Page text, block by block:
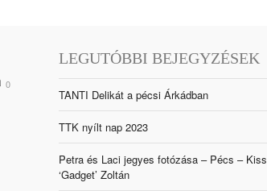
0
LEGUTÓBBI BEJEGYZÉSEK
TANTI Delikát a pécsi Árkádban
TTK nyílt nap 2023
Petra és Laci jegyes fotózása – Pécs – Kiss
‘Gadget’ Zoltán